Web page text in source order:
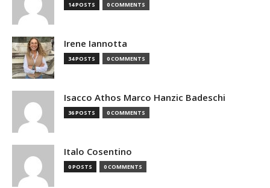
14 POSTS 0 COMMENTS
Irene Iannotta
34 POSTS 0 COMMENTS
Isacco Athos Marco Hanzic Badeschi
36 POSTS 0 COMMENTS
Italo Cosentino
0 POSTS 0 COMMENTS